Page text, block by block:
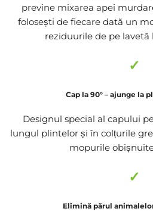
previne mixarea apei
folosești de fiecare dată un
reziduurile de pe lavetă
✓
Cap la 90° – ajunge la
Designul special al capului
lungul plintelor și în colțurile
mopurile
✓
Elimină părul